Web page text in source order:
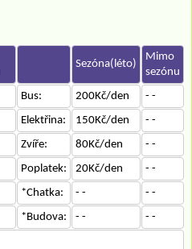
Sezóna(léto)
Mimo
sezónu
Bus: 200Kč/den
- -
Elektřina: 150Kč/den
- -
Zvíře: 80Kč/den
- -
Poplatek: 20Kč/den
- -
*Chatka: - -
- -
*Budova: - -
- -